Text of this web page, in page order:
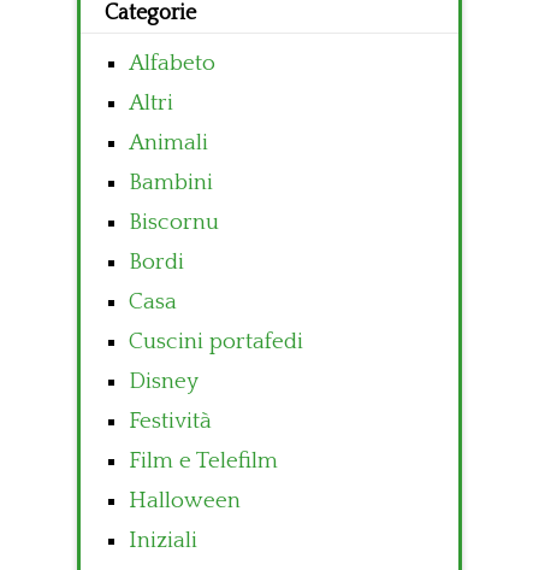
Categorie
Alfabeto
Altri
Animali
Bambini
Biscornu
Bordi
Casa
Cuscini portafedi
Disney
Festività
Film e Telefilm
Halloween
Iniziali